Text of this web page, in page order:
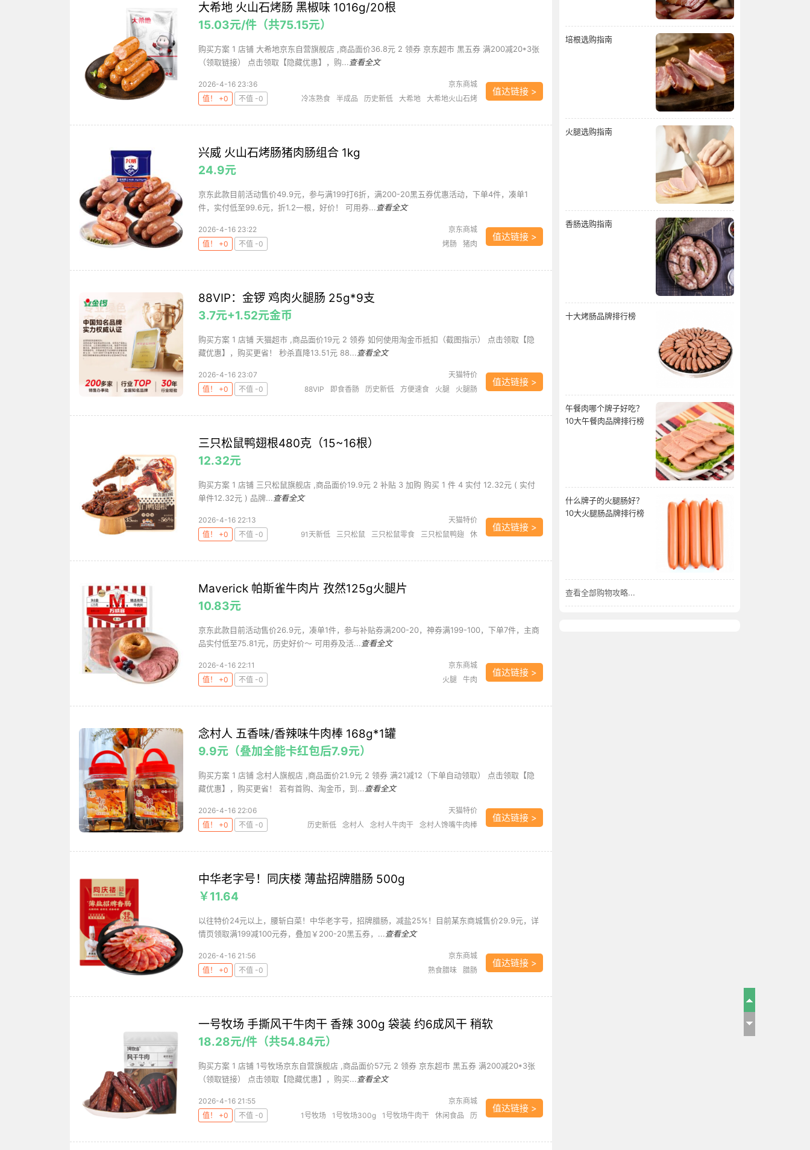
大希地 火山石烤肠 黑椒味 1016g/20根
15.03元/件（共75.15元）
购买方案 1 店铺 大希地京东自营旗舰店 ,商品面价36.8元 2 领券 京东超市 黑五券 满200减20*3张
（领取链接） 点击领取【隐藏优惠】，购... 查看全文
2026-4-16 23:36
京东商城
值！ +0
不值 -0 冷冻熟食 半成品 历史新低 大希地
大希地火山石烤
值达链接 >
兴威 火山石烤肠猪肉肠组合 1kg
24.9元
京东此款目前活动售价49.9元，参与满199打6折，满200-20黑五券优惠活动，下单4件，凑单1
件，实付低至99.6元，折1.2一根，好价！ 可用券... 查看全文
2026-4-16 23:22
京东商城
值！ +0
不值 -0 烤肠 猪肉
值达链接 >
88VIP：金锣 鸡肉火腿肠 25g*9支
3.7元+1.52元金币
购买方案 1 店铺 天猫超市 ,商品面价19元 2 领券 如何使用淘金币抵扣（截图指示） 点击领取【隐
藏优惠】，购买更省！ 秒杀直降13.51元 88... 查看全文
2026-4-16 23:07
天猫特价
值！ +0
不值 -0 88VIP 即食香肠 历史新低 方便速食 火腿
火腿肠
腿肠
值达链接 >
三只松鼠鸭翅根480克（15~16根）
12.32元
购买方案 1 店铺 三只松鼠旗舰店 ,商品面价19.9元 2 补贴 3 加购 购买 1 件 4 实付 12.32元 ( 实付
单件12.32元 ) 品牌... 查看全文
2026-4-16 22:13
天猫特价
值！ +0
不值 -0 91天新低 三只松鼠 三只松鼠零食 三只松鼠鸭翅
休
值达链接 >
Maverick 帕斯雀牛肉片 孜然125g火腿片
10.83元
京东此款目前活动售价26.9元，凑单1件，参与补贴券满200-20，神券满199-100，下单7件，主商
品实付低至75.81元，历史好价～ 可用券及活... 查看全文
2026-4-16 22:11
京东商城
值！ +0
不值 -0 火腿 牛肉
值达链接 >
念村人 五香味/香辣味牛肉棒 168g*1罐
9.9元（叠加全能卡红包后7.9元）
购买方案 1 店铺 念村人旗舰店 ,商品面价21.9元 2 领券 满21减12（下单自动领取） 点击领取【隐
藏优惠】，购买更省！ 若有首购、淘金币，到... 查看全文
2026-4-16 22:06
天猫特价
值！ +0
不值 -0 历史新低 念村人 念村人牛肉干
念村人馋嘴牛肉棒
值达链接 >
中华老字号！同庆楼 薄盐招牌腊肠 500g
￥11.64
以往特价24元以上，腰斩白菜！中华老字号，招牌腊肠，减盐25%！目前某东商城售价29.9元，详
情页领取满199减100元券，叠加￥200-20黑五券，... 查看全文
2026-4-16 21:56
京东商城
值！ +0
不值 -0 熟食腊味 腊肠
值达链接 >
一号牧场 手撕风干牛肉干 香辣 300g 袋装 约6成风干 稍软
18.28元/件（共54.84元）
购买方案 1 店铺 1号牧场京东自营旗舰店 ,商品面价57元 2 领券 京东超市 黑五券 满200减20*3张
（领取链接） 点击领取【隐藏优惠】，购买... 查看全文
2026-4-16 21:55
京东商城
值！ +0
不值 -0 1号牧场 1号牧场300g 1号牧场牛肉干 休闲食品
历
值达链接 >
培根选购指南
火腿选购指南
香肠选购指南
十大烤肠品牌排行榜
午餐肉哪个牌子好吃？
10大午餐肉品牌排行榜
什么牌子的火腿肠好？
10大火腿肠品牌排行榜
查看全部购物攻略...